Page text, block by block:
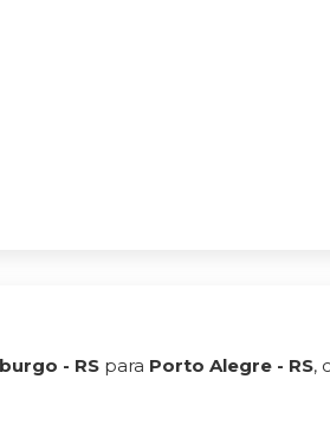
- RS para Porto Alegre - RS,